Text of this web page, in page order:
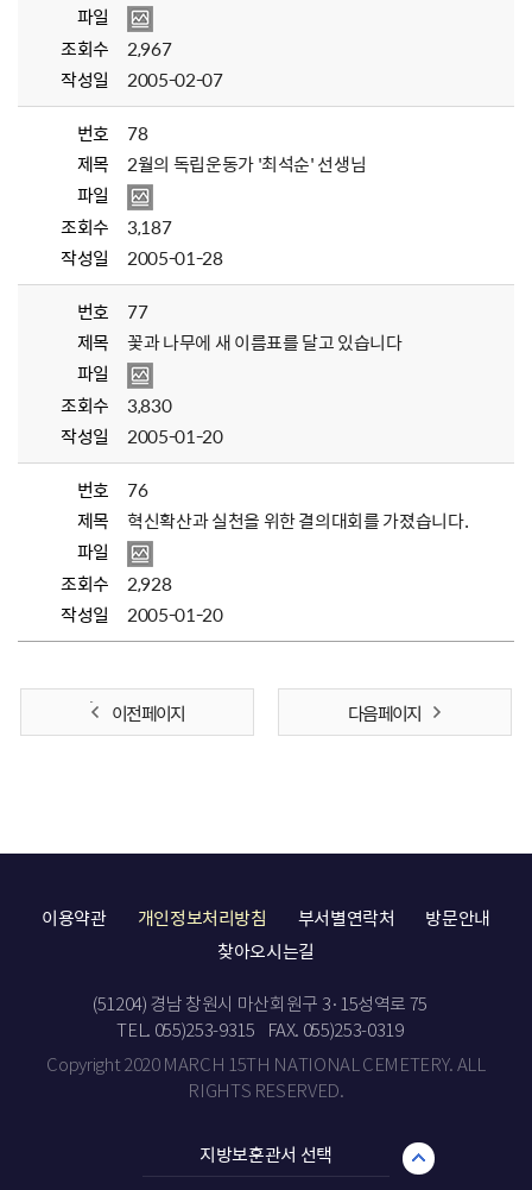
파일
조회수
2,967
작성일
2005-02-07
번호
78
제목
2월의 독립운동가 '최석순' 선생님
파일
조회수
3,187
작성일
2005-01-28
번호
77
제목
꽃과 나무에 새 이름표를 달고 있습니다
파일
조회수
3,830
작성일
2005-01-20
번호
76
제목
혁신확산과 실천을 위한 결의대회를 가졌습니다.
파일
조회수
2,928
작성일
2005-01-20
이전 페이지 다음 페이지
이용약관 개인정보처리방침 부서별연락처
방문안내
찾아오시는길
(51204) 경남 창원시 마산회원구 3·15성역로 75
TEL. 055)253-9315
FAX. 055)253-0319
Copyright 2020 MARCH 15TH NATIONAL CEMETERY. ALL
RIGHTS RESERVED.
지방보훈관서 선택